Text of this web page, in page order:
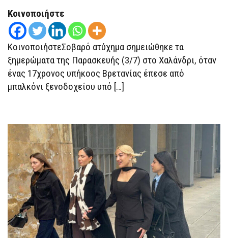
ΑΠΌ
ΜΠΑΛΚΌΝΙ
Κοινοποιήστε
ΚοινοποιήστεΣοβαρό ατύχημα σημειώθηκε τα
ξημερώματα της Παρασκευής (3/7) στο Χαλάνδρι, όταν
ένας 17χρονος υπήκοος Βρετανίας έπεσε από
μπαλκόνι ξενοδοχείου υπό […]